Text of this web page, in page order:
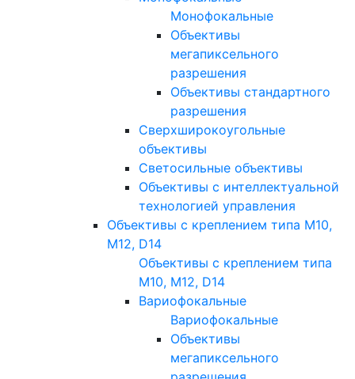
Монофокальные
Объективы
мегапиксельного
разрешения
Объективы стандартного
разрешения
Сверхширокоугольные
объективы
Светосильные объективы
Объективы с интеллектуальной
технологией управления
Объективы с креплением типа M10,
M12, D14
Объективы с креплением типа
M10, M12, D14
Вариофокальные
Вариофокальные
Объективы
мегапиксельного